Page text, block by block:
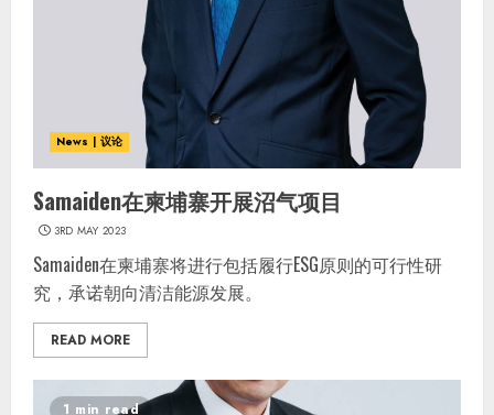
News | 议论
Samaiden在柬埔寨开展沼气项目
3RD MAY 2023
Samaiden在柬埔寨将进行包括履行ESG原则的可行性研
究，承诺朝向清洁能源发展。
READ MORE
1 min read